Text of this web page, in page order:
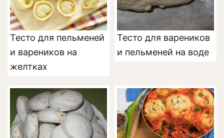
Тесто для пельменей
и вареников на
желтках
Тесто для вареников
и пельменей на воде